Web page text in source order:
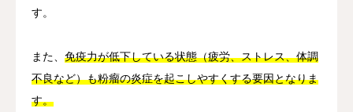
す。
また、 免疫力が低下している状態（疲労、ストレス、体調
不良など）も粉瘤の炎症を起こしやすくする要因となりま
す。